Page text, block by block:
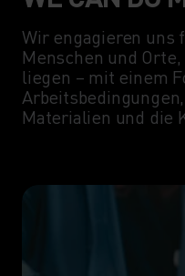
Wir engagieren uns
Menschen und
liegen – mit einem
Materialien und die